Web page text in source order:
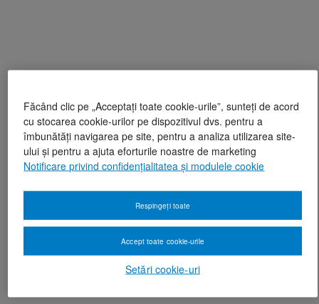
Făcând clic pe „Acceptați toate cookie-urile”, sunteți de acord
cu stocarea cookie-urilor pe dispozitivul dvs. pentru a
îmbunătăți navigarea pe site, pentru a analiza utilizarea site-
ului și pentru a ajuta eforturile noastre de marketing
Notificare privind confidențialitatea și modulele cookie
Setări cookie-uri
Respingeți toate
Accept toate cookie-urile